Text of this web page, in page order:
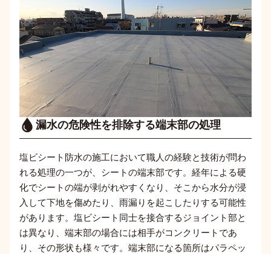
漏水の危険性を排除する端末部の処理
塩ビシート防水の施工において職人の経験と技術が問わ
れる処理の一つが、シートの端末部です。経年による硬
化でシートの端が剥がれやすくなり、そこから水分が浸
入して下地を傷めたり、雨漏りを起こしたりする可能性
があります。塩ビシート同士を接合するジョイント部と
は異なり、端末部の場合には相手がコンクリートであ
り、その形状も様々です。端末部になる箇所はパラペッ